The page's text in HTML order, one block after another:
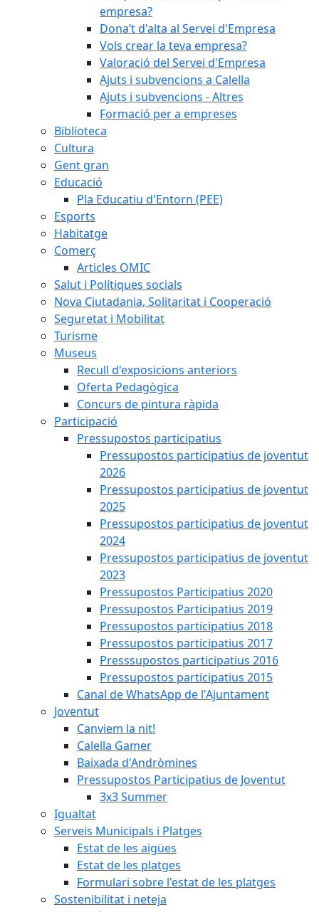
empresa?
Dona’t d'alta al Servei d'Empresa
Vols crear la teva empresa?
Valoració del Servei d'Empresa
Ajuts i subvencions a Calella
Ajuts i subvencions - Altres
Formació per a empreses
Biblioteca
Cultura
Gent gran
Educació
Pla Educatiu d'Entorn (PEE)
Esports
Habitatge
Comerç
Articles OMIC
Salut i Polítiques socials
Nova Ciutadania, Solitaritat i Cooperació
Seguretat i Mobilitat
Turisme
Museus
Recull d'exposicions anteriors
Oferta Pedagògica
Concurs de pintura ràpida
Participació
Pressupostos participatius
Pressupostos participatius de joventut
2026
Pressupostos participatius de joventut
2025
Pressupostos participatius de joventut
2024
Pressupostos participatius de joventut
2023
Pressupostos Participatius 2020
Pressupostos Participatius 2019
Pressupostos participatius 2018
Pressupostos participatius 2017
Presssupostos participatius 2016
Pressupostos participatius 2015
Canal de WhatsApp de l'Ajuntament
Joventut
Canviem la nit!
Calella Gamer
Baixada d'Andròmines
Pressupostos Participatius de Joventut
3x3 Summer
Igualtat
Serveis Municipals i Platges
Estat de les aigües
Estat de les platges
Formulari sobre l'estat de les platges
Sostenibilitat i neteja